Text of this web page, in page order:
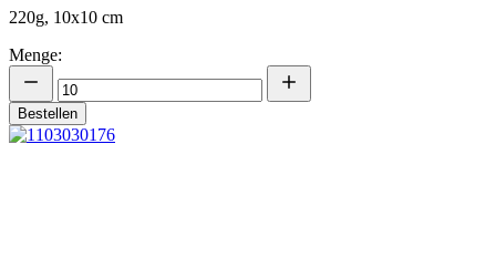
220g, 10x10 cm
Menge:
Bestellen